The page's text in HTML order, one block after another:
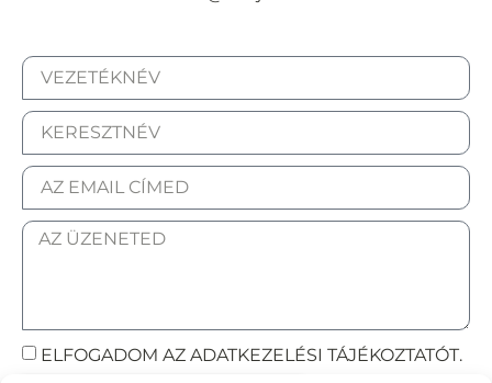
ELFOGADOM AZ ADATKEZELÉSI TÁJÉKOZTATÓT.